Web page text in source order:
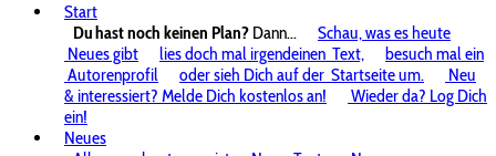
Start
Du hast noch keinen Plan? Dann...
Schau, was es heute
Neues gibt
lies doch mal irgendeinen Text,
besuch mal ein
Autorenprofil
oder sieh Dich auf der Startseite um.
Neu
& interessiert? Melde Dich kostenlos an!
Wieder da? Log Dich
ein!
Neues